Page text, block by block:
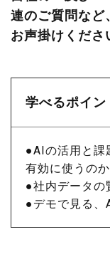
連のご質問など
お声掛けくださ
学べるポイン
●AIの活用と
有効に使うのか
●社内データの
●デモで見る、